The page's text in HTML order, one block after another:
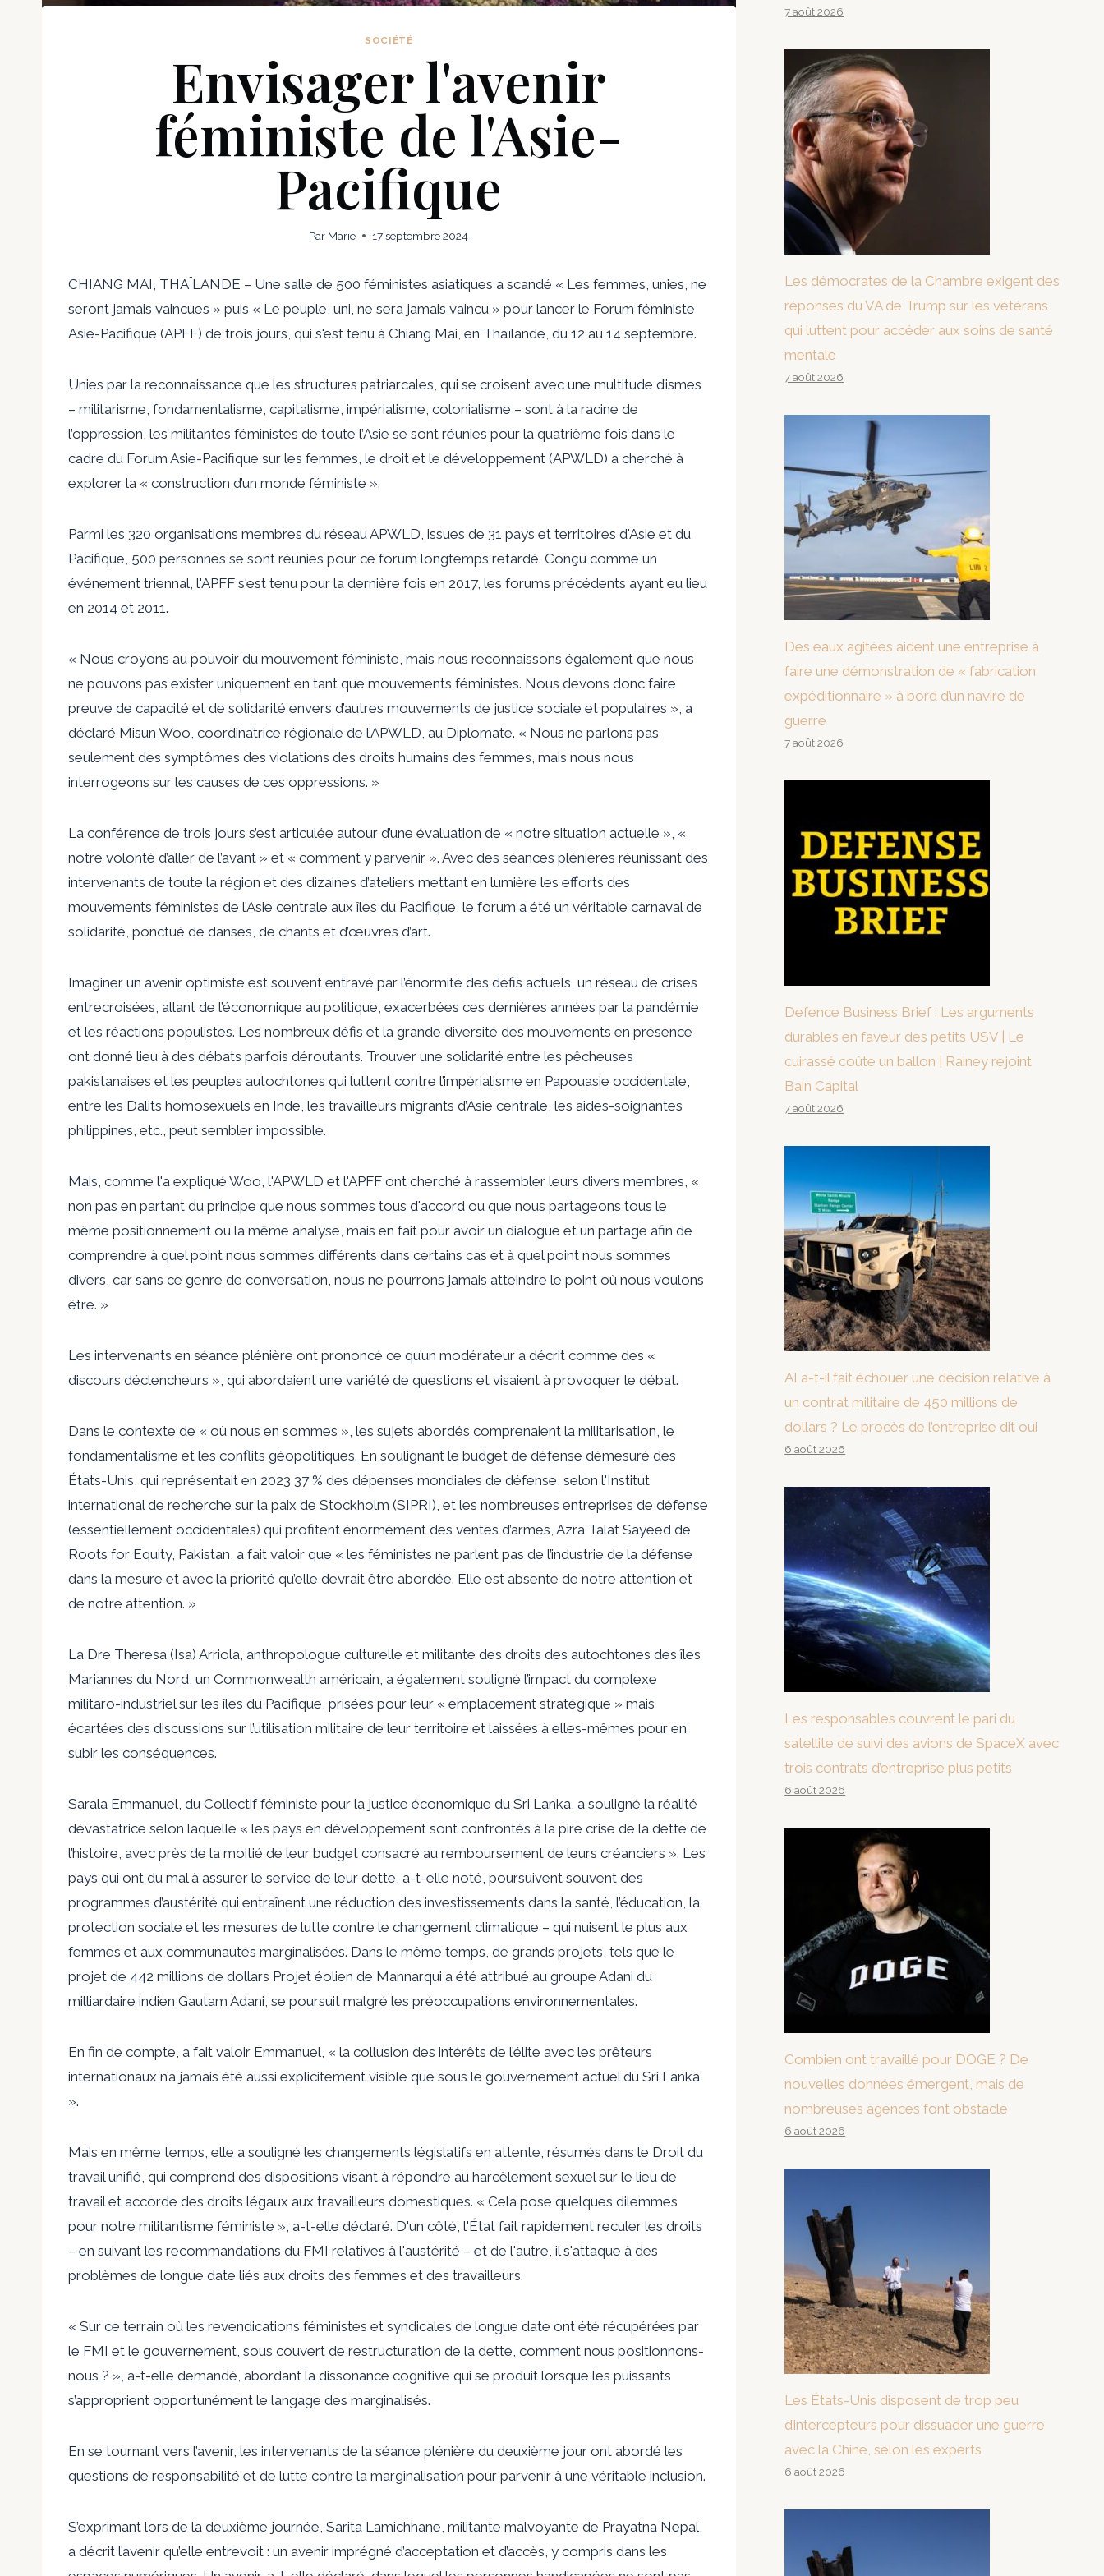
SOCIÉTÉ
Envisager l'avenir
féministe de l'Asie-
Pacifique
Par Marie 17 septembre 2024
CHIANG MAI, THAÏLANDE – Une salle de 500 féministes asiatiques a scandé « Les femmes, unies, ne
seront jamais vaincues » puis « Le peuple, uni, ne sera jamais vaincu » pour lancer le Forum féministe
Asie-Pacifique (APFF) de trois jours, qui s'est tenu à Chiang Mai, en Thaïlande, du 12 au 14 septembre.
Unies par la reconnaissance que les structures patriarcales, qui se croisent avec une multitude d’ismes
– militarisme, fondamentalisme, capitalisme, impérialisme, colonialisme – sont à la racine de
l’oppression, les militantes féministes de toute l’Asie se sont réunies pour la quatrième fois dans le
cadre du Forum Asie-Pacifique sur les femmes, le droit et le développement (APWLD) a cherché à
explorer la « construction d’un monde féministe ».
Parmi les 320 organisations membres du réseau APWLD, issues de 31 pays et territoires d'Asie et du
Pacifique, 500 personnes se sont réunies pour ce forum longtemps retardé. Conçu comme un
événement triennal, l'APFF s'est tenu pour la dernière fois en 2017, les forums précédents ayant eu lieu
en 2014 et 2011.
« Nous croyons au pouvoir du mouvement féministe, mais nous reconnaissons également que nous
ne pouvons pas exister uniquement en tant que mouvements féministes. Nous devons donc faire
preuve de capacité et de solidarité envers d’autres mouvements de justice sociale et populaires », a
déclaré Misun Woo, coordinatrice régionale de l’APWLD, au Diplomate. « Nous ne parlons pas
seulement des symptômes des violations des droits humains des femmes, mais nous nous
interrogeons sur les causes de ces oppressions. »
La conférence de trois jours s’est articulée autour d’une évaluation de « notre situation actuelle », «
notre volonté d’aller de l’avant » et « comment y parvenir ». Avec des séances plénières réunissant des
intervenants de toute la région et des dizaines d’ateliers mettant en lumière les efforts des
mouvements féministes de l’Asie centrale aux îles du Pacifique, le forum a été un véritable carnaval de
solidarité, ponctué de danses, de chants et d’œuvres d’art.
Imaginer un avenir optimiste est souvent entravé par l’énormité des défis actuels, un réseau de crises
entrecroisées, allant de l’économique au politique, exacerbées ces dernières années par la pandémie
et les réactions populistes. Les nombreux défis et la grande diversité des mouvements en présence
ont donné lieu à des débats parfois déroutants. Trouver une solidarité entre les pêcheuses
pakistanaises et les peuples autochtones qui luttent contre l’impérialisme en Papouasie occidentale,
entre les Dalits homosexuels en Inde, les travailleurs migrants d’Asie centrale, les aides-soignantes
philippines, etc., peut sembler impossible.
Mais, comme l'a expliqué Woo, l'APWLD et l'APFF ont cherché à rassembler leurs divers membres, «
non pas en partant du principe que nous sommes tous d'accord ou que nous partageons tous le
même positionnement ou la même analyse, mais en fait pour avoir un dialogue et un partage afin de
comprendre à quel point nous sommes différents dans certains cas et à quel point nous sommes
divers, car sans ce genre de conversation, nous ne pourrons jamais atteindre le point où nous voulons
être. »
Les intervenants en séance plénière ont prononcé ce qu’un modérateur a décrit comme des «
discours déclencheurs », qui abordaient une variété de questions et visaient à provoquer le débat.
Dans le contexte de « où nous en sommes », les sujets abordés comprenaient la militarisation, le
fondamentalisme et les conflits géopolitiques. En soulignant le budget de défense démesuré des
États-Unis, qui représentait en 2023 37 % des dépenses mondiales de défense, selon l'Institut
international de recherche sur la paix de Stockholm (SIPRI), et les nombreuses entreprises de défense
(essentiellement occidentales) qui profitent énormément des ventes d’armes, Azra Talat Sayeed de
Roots for Equity, Pakistan, a fait valoir que « les féministes ne parlent pas de l’industrie de la défense
dans la mesure et avec la priorité qu’elle devrait être abordée. Elle est absente de notre attention et
de notre attention. »
La Dre Theresa (Isa) Arriola, anthropologue culturelle et militante des droits des autochtones des îles
Mariannes du Nord, un Commonwealth américain, a également souligné l’impact du complexe
militaro-industriel sur les îles du Pacifique, prisées pour leur « emplacement stratégique » mais
écartées des discussions sur l’utilisation militaire de leur territoire et laissées à elles-mêmes pour en
subir les conséquences.
Sarala Emmanuel, du Collectif féministe pour la justice économique du Sri Lanka, a souligné la réalité
dévastatrice selon laquelle « les pays en développement sont confrontés à la pire crise de la dette de
l’histoire, avec près de la moitié de leur budget consacré au remboursement de leurs créanciers ». Les
pays qui ont du mal à assurer le service de leur dette, a-t-elle noté, poursuivent souvent des
programmes d’austérité qui entraînent une réduction des investissements dans la santé, l’éducation, la
protection sociale et les mesures de lutte contre le changement climatique – qui nuisent le plus aux
femmes et aux communautés marginalisées. Dans le même temps, de grands projets, tels que le
projet de 442 millions de dollars Projet éolien de Mannarqui a été attribué au groupe Adani du
milliardaire indien Gautam Adani, se poursuit malgré les préoccupations environnementales.
En fin de compte, a fait valoir Emmanuel, « la collusion des intérêts de l’élite avec les prêteurs
internationaux n’a jamais été aussi explicitement visible que sous le gouvernement actuel du Sri Lanka
».
Mais en même temps, elle a souligné les changements législatifs en attente, résumés dans le Droit du
travail unifié qui comprend des dispositions visant à répondre au harcèlement sexuel sur le lieu de
travail et accorde des droits légaux aux travailleurs domestiques. « Cela pose quelques dilemmes
pour notre militantisme féministe », a-t-elle déclaré. D'un côté, l'État fait rapidement reculer les droits
– en suivant les recommandations du FMI relatives à l'austérité – et de l'autre, il s'attaque à des
problèmes de longue date liés aux droits des femmes et des travailleurs.
« Sur ce terrain où les revendications féministes et syndicales de longue date ont été récupérées par
le FMI et le gouvernement, sous couvert de restructuration de la dette, comment nous positionnons-
nous ? », a-t-elle demandé, abordant la dissonance cognitive qui se produit lorsque les puissants
s’approprient opportunément le langage des marginalisés.
En se tournant vers l’avenir, les intervenants de la séance plénière du deuxième jour ont abordé les
questions de responsabilité et de lutte contre la marginalisation pour parvenir à une véritable inclusion.
S’exprimant lors de la deuxième journée, Sarita Lamichhane, militante malvoyante de Prayatna Nepal,
a décrit l’avenir qu’elle entrevoit : un avenir imprégné d’acceptation et d’accès, y compris dans les
7 août 2026
Les démocrates de la Chambre exigent des
réponses du VA de Trump sur les vétérans
qui luttent pour accéder aux soins de santé
mentale
7 août 2026
Des eaux agitées aident une entreprise à
faire une démonstration de « fabrication
expéditionnaire » à bord d’un navire de
guerre
7 août 2026
Defence Business Brief : Les arguments
durables en faveur des petits USV | Le
cuirassé coûte un ballon | Rainey rejoint
Bain Capital
7 août 2026
AI a-t-il fait échouer une décision relative à
un contrat militaire de 450 millions de
dollars ? Le procès de l’entreprise dit oui
6 août 2026
Les responsables couvrent le pari du
satellite de suivi des avions de SpaceX avec
trois contrats d’entreprise plus petits
6 août 2026
Combien ont travaillé pour DOGE ? De
nouvelles données émergent, mais de
nombreuses agences font obstacle
6 août 2026
Les États-Unis disposent de trop peu
d’intercepteurs pour dissuader une guerre
avec la Chine, selon les experts
6 août 2026